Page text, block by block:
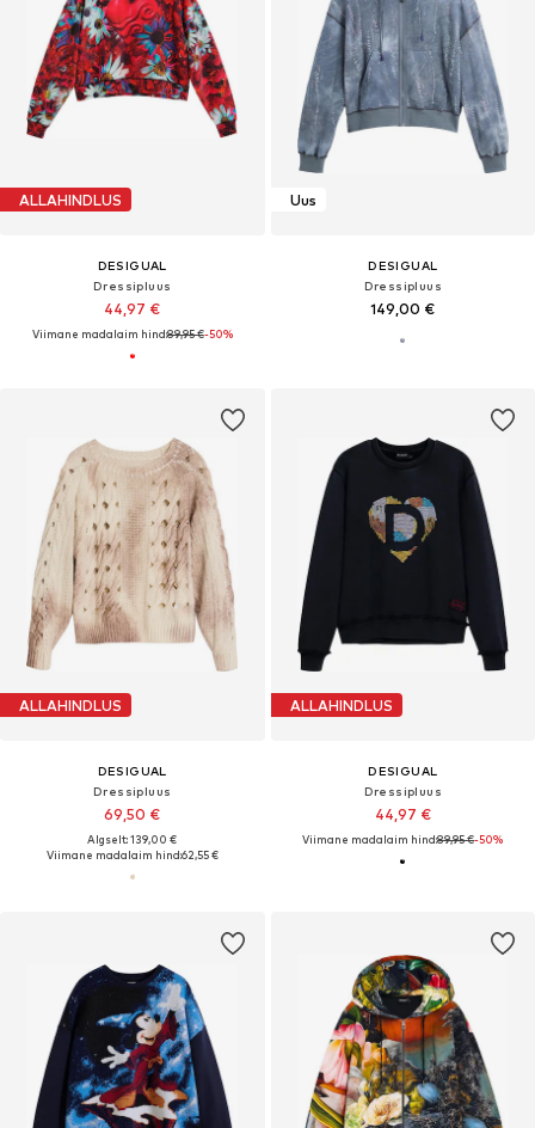
ALLAHINDLUS
DESIGUAL
Dressipluus
44,97 €
Viimane madalaim hind:89,95 €-50%
Uus
DESIGUAL
Dressipluus
149,00 €
ALLAHINDLUS
DESIGUAL
Dressipluus
69,50 €
Algselt: 139,00 €
Viimane madalaim hind:62,55 €
ALLAHINDLUS
DESIGUAL
Dressipluus
44,97 €
Viimane madalaim hind:89,95 €-50%